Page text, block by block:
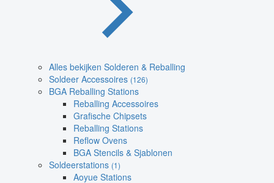
Alles bekijken Solderen & Reballing
Soldeer Accessoires (126)
BGA Reballing Stations
Reballing Accessoires
Grafische Chipsets
Reballing Stations
Reflow Ovens
BGA Stencils & Sjablonen
Soldeerstations (1)
Aoyue Stations